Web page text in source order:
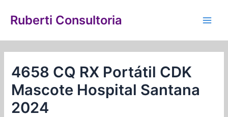
para
conteúdo
Ruberti Consultoria
4658 CQ RX Portátil CDK
Mascote Hospital Santana
2024
de